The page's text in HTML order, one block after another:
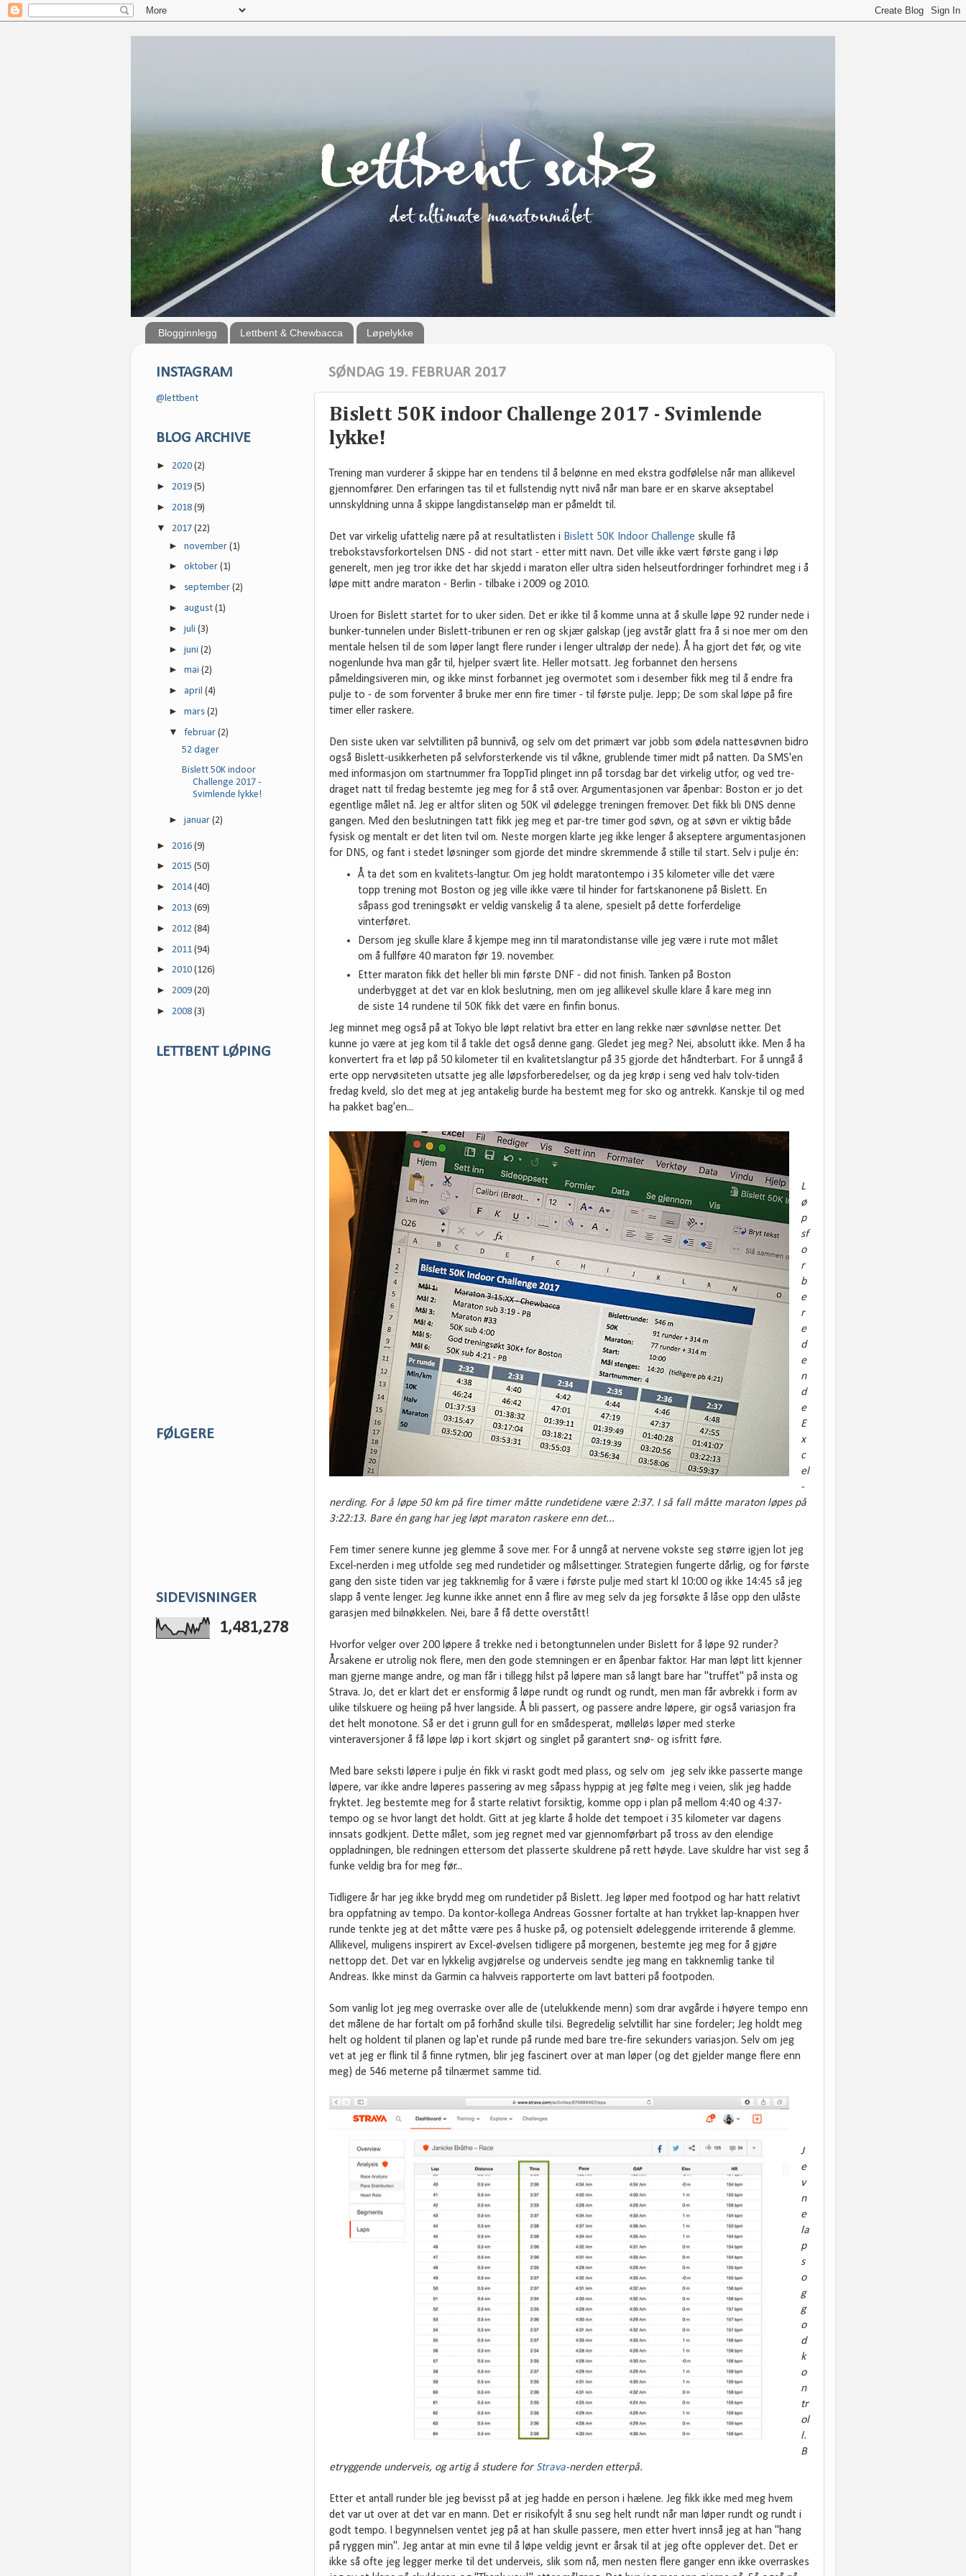
Blogginnlegg Lettbent & Chewbacca Løpelykke
SØNDAG 19. FEBRUAR 2017
Bislett 50K indoor Challenge 2017 - Svimlende
lykke!
Trening man vurderer å skippe har en tendens til å belønne en med ekstra godfølelse når man allikevel
gjennomfører. Den erfaringen tas til et fullstendig nytt nivå når man bare er en skarve akseptabel
unnskyldning unna å skippe langdistanseløp man er påmeldt til.
Det var virkelig ufattelig nære på at resultatlisten i Bislett 50K Indoor Challenge skulle få
trebokstavsforkortelsen DNS - did not start - etter mitt navn. Det ville ikke vært første gang i løp
generelt, men jeg tror ikke det har skjedd i maraton eller ultra siden helseutfordringer forhindret meg i å
løpe mitt andre maraton - Berlin - tilbake i 2009 og 2010.
Uroen for Bislett startet for to uker siden. Det er ikke til å komme unna at å skulle løpe 92 runder nede i
bunker-tunnelen under Bislett-tribunen er ren og skjær galskap (jeg avstår glatt fra å si noe mer om den
mentale helsen til de som løper langt flere runder i lenger ultraløp der nede). Å ha gjort det før, og vite
nogenlunde hva man går til, hjelper svært lite. Heller motsatt. Jeg forbannet den hersens
påmeldingsiveren min, og ikke minst forbannet jeg overmotet som i desember fikk meg til å endre fra
pulje to - de som forventer å bruke mer enn fire timer - til første pulje. Jepp; De som skal løpe på fire
timer eller raskere.
Den siste uken var selvtilliten på bunnivå, og selv om det primært var jobb som ødela nattesøvnen bidro
også Bislett-usikkerheten på selvforsterkende vis til våkne, grublende timer midt på natten. Da SMS'en
med informasjon om startnummer fra ToppTid plinget inn på torsdag bar det virkelig utfor, og ved tre-
draget natt til fredag bestemte jeg meg for å stå over. Argumentasjonen var åpenbar: Boston er jo det
egentlige målet nå. Jeg er altfor sliten og 50K vil ødelegge treningen fremover. Det fikk bli DNS denne
gangen. Med den beslutningen tatt fikk jeg meg et par-tre timer god søvn, og at søvn er viktig både
fysisk og mentalt er det liten tvil om. Neste morgen klarte jeg ikke lenger å akseptere argumentasjonen
for DNS, og fant i stedet løsninger som gjorde det mindre skremmende å stille til start. Selv i pulje én:
Å ta det som en kvalitets-langtur. Om jeg holdt maratontempo i 35 kilometer ville det være
topp trening mot Boston og jeg ville ikke være til hinder for fartskanonene på Bislett. En
såpass god treningsøkt er veldig vanskelig å ta alene, spesielt på dette forferdelige
vinterføret.
Dersom jeg skulle klare å kjempe meg inn til maratondistanse ville jeg være i rute mot målet
om å fullføre 40 maraton før 19. november.
Etter maraton fikk det heller bli min første DNF - did not finish. Tanken på Boston
underbygget at det var en klok beslutning, men om jeg allikevel skulle klare å kare meg inn
de siste 14 rundene til 50K fikk det være en finfin bonus.
Jeg minnet meg også på at Tokyo ble løpt relativt bra etter en lang rekke nær søvnløse netter. Det
kunne jo være at jeg kom til å takle det også denne gang. Gledet jeg meg? Nei, absolutt ikke. Men å ha
konvertert fra et løp på 50 kilometer til en kvalitetslangtur på 35 gjorde det håndterbart. For å unngå å
erte opp nervøsiteten utsatte jeg alle løpsforberedelser, og da jeg krøp i seng ved halv tolv-tiden
fredag kveld, slo det meg at jeg antakelig burde ha bestemt meg for sko og antrekk. Kanskje til og med
ha pakket bag'en...
L
ø
p
sf
o
r
b
e
r
e
d
e
n
d
e
E
x
c
el
-
nerding. For å løpe 50 km på fire timer måtte rundetidene være 2:37. I så fall måtte maraton løpes på
3:22:13. Bare én gang har jeg løpt maraton raskere enn det...
Fem timer senere kunne jeg glemme å sove mer. For å unngå at nervene vokste seg større igjen lot jeg
Excel-nerden i meg utfolde seg med rundetider og målsettinger. Strategien fungerte dårlig, og for første
gang den siste tiden var jeg takknemlig for å være i første pulje med start kl 10:00 og ikke 14:45 så jeg
slapp å vente lenger. Jeg kunne ikke annet enn å flire av meg selv da jeg forsøkte å låse opp den ulåste
garasjen med bilnøkkelen. Nei, bare å få dette overstått!
Hvorfor velger over 200 løpere å trekke ned i betongtunnelen under Bislett for å løpe 92 runder?
Årsakene er utrolig nok flere, men den gode stemningen er en åpenbar faktor. Har man løpt litt kjenner
man gjerne mange andre, og man får i tillegg hilst på løpere man så langt bare har "truffet" på insta og
Strava. Jo, det er klart det er ensformig å løpe rundt og rundt og rundt, men man får avbrekk i form av
ulike tilskuere og heiing på hver langside. Å bli passert, og passere andre løpere, gir også variasjon fra
det helt monotone. Så er det i grunn gull for en smådesperat, mølleløs løper med sterke
vinteraversjoner å få løpe løp i kort skjørt og singlet på garantert snø- og isfritt føre.
Med bare seksti løpere i pulje én fikk vi raskt godt med plass, og selv om jeg selv ikke passerte mange
løpere, var ikke andre løperes passering av meg såpass hyppig at jeg følte meg i veien, slik jeg hadde
fryktet. Jeg bestemte meg for å starte relativt forsiktig, komme opp i plan på mellom 4:40 og 4:37-
tempo og se hvor langt det holdt. Gitt at jeg klarte å holde det tempoet i 35 kilometer var dagens
innsats godkjent. Dette målet, som jeg regnet med var gjennomførbart på tross av den elendige
oppladningen, ble redningen ettersom det plasserte skuldrene på rett høyde. Lave skuldre har vist seg å
funke veldig bra for meg før...
Tidligere år har jeg ikke brydd meg om rundetider på Bislett. Jeg løper med footpod og har hatt relativt
bra oppfatning av tempo. Da kontor-kollega Andreas Gossner fortalte at han trykket lap-knappen hver
runde tenkte jeg at det måtte være pes å huske på, og potensielt ødeleggende irriterende å glemme.
Allikevel, muligens inspirert av Excel-øvelsen tidligere på morgenen, bestemte jeg meg for å gjøre
nettopp det. Det var en lykkelig avgjørelse og underveis sendte jeg mang en takknemlig tanke til
Andreas. Ikke minst da Garmin ca halvveis rapporterte om lavt batteri på footpoden.
Som vanlig lot jeg meg overraske over alle de (utelukkende menn) som drar avgårde i høyere tempo enn
det målene de har fortalt om på forhånd skulle tilsi. Begredelig selvtillit har sine fordeler; Jeg holdt meg
helt og holdent til planen og lap'et runde på runde med bare tre-fire sekunders variasjon. Selv om jeg
vet at jeg er flink til å finne rytmen, blir jeg fascinert over at man løper (og det gjelder mange flere enn
meg) de 546 meterne på tilnærmet samme tid.
J
e
v
n
e
la
p
s
o
g
g
o
d
k
o
n
tr
ol
l.
B
etryggende underveis, og artig å studere for Strava-nerden etterpå.
Etter et antall runder ble jeg bevisst på at jeg hadde en person i hælene. Jeg fikk ikke med meg hvem
det var ut over at det var en mann. Det er risikofylt å snu seg helt rundt når man løper rundt og rundt i
godt tempo. I begynnelsen ventet jeg på at han skulle passere, men etter hvert innså jeg at han "hang
på ryggen min". Jeg antar at min evne til å løpe veldig jevnt er årsak til at jeg ofte opplever det. Det er
ikke så ofte jeg legger merke til det underveis, slik som nå, men nesten flere ganger enn ikke overraskes
INSTAGRAM
@lettbent
BLOG ARCHIVE
► 2020 (2)
► 2019 (5)
► 2018 (9)
▼ 2017 (22)
►november(1)
►oktober(1)
► september(2)
►august(1)
►juli(3)
►juni(2)
►mai(2)
►april(4)
►mars(2)
▼februar(2)
52 dager
Bislett 50K indoor
Challenge 2017 -
Svimlende lykke!
►januar(2)
► 2016 (9)
► 2015 (50)
► 2014(40)
► 2013 (69)
► 2012 (84)
► 2011 (94)
► 2010 (126)
► 2009 (20)
► 2008 (3)
LETTBENT LØPING
FØLGERE
SIDEVISNINGER
1,481,278